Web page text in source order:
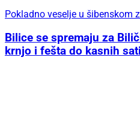
Pokladno veselje u šibenskom
Bilice se spremaju za
krnjo i fešta do kasnih sati